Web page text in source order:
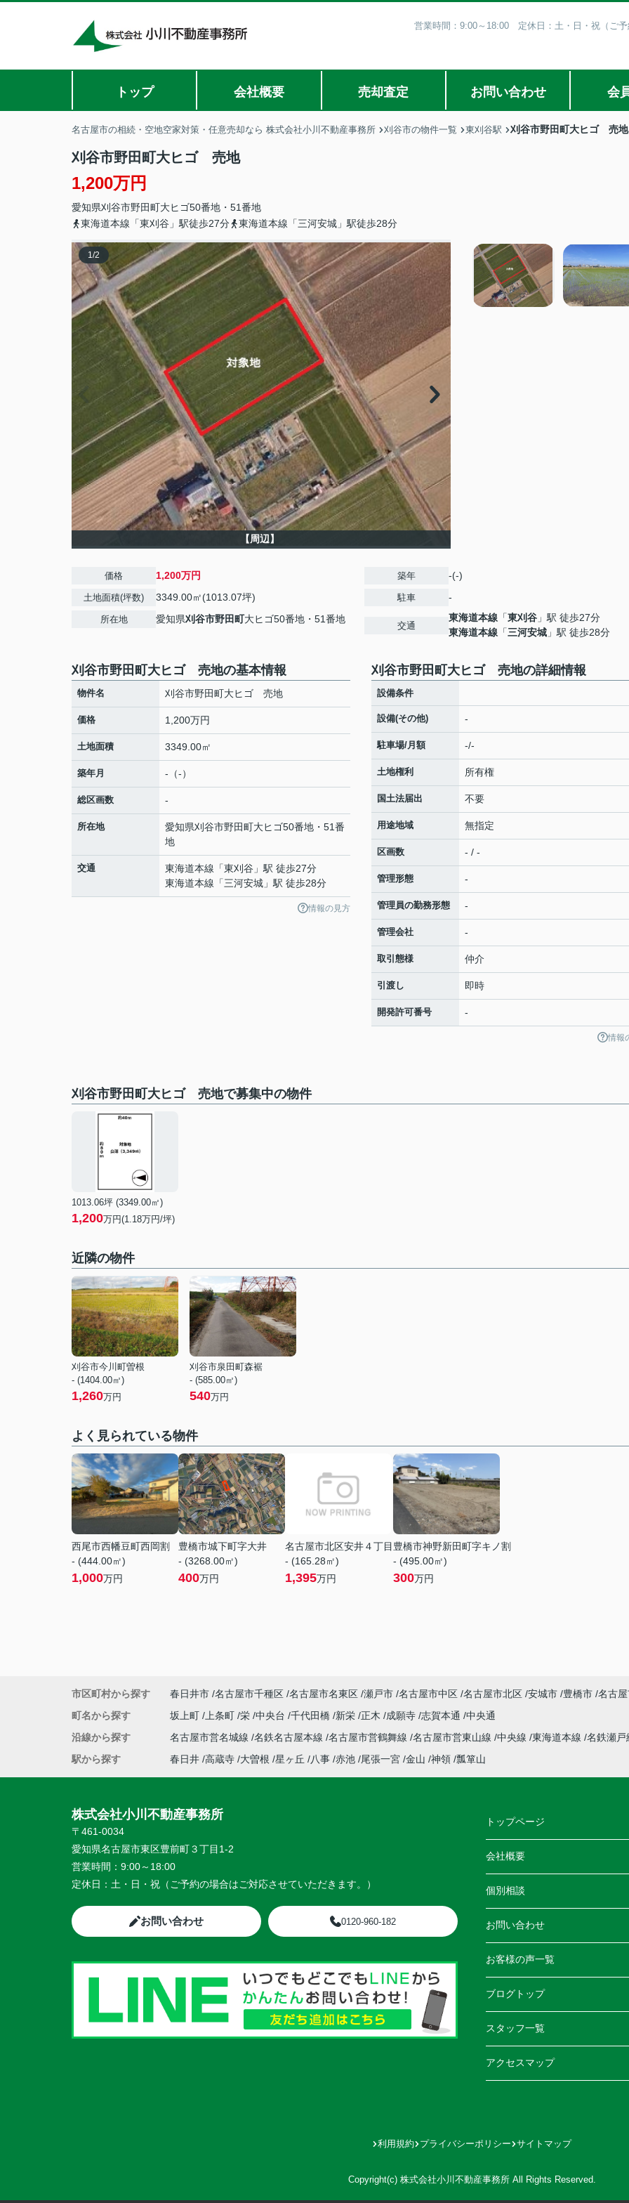
営業時間：9:00～18:00 定休日：土・日・祝（ご
トップ 会社概要 売却査定 お問い合わせ 会
名古屋市の相続・空地空家対策・任意売却なら 株式会社小川不動産事務所 刈谷市の物件一覧 東刈谷駅 刈谷市野田町大ヒゴ 売地
刈谷市野田町大ヒゴ 売地
1,200万円
愛知県刈谷市野田町大ヒゴ50番地・51番地
東海道本線「東刈谷」駅徒歩27分
東海道本線「三河安城」駅徒歩28分
1/2
【周辺】
価格 1,200万円
土地面積(坪数) 3349.00㎡(1013.07坪)
所在地 愛知県刈谷市野田町大ヒゴ50番地・51番地
築年 -(-)
駐車 -
交通
東海道本線 「東刈谷 」駅 徒歩27分
東海道本線 「三河安城 」駅 徒歩28分
刈谷市野田町大ヒゴ 売地の基本情報
物件名 刈谷市野田町大ヒゴ 売地
価格 1,200万円
土地面積 3349.00㎡
築年月 -（-）
総区画数 -
所在地 愛知県刈谷市野田町大ヒゴ50番地・51番
地
交通 東海道本線 「東刈谷 」駅 徒歩27分
東海道本線 「三河安城 」駅 徒歩28分
情報の見方
刈谷市野田町大ヒゴ 売地の詳細情報
設備条件
設備(その他) -
駐車場/月額 -/-
土地権利 所有権
国土法届出 不要
用途地域 無指定
区画数 - / -
管理形態 -
管理員の勤務形態 -
管理会社 -
取引態様 仲介
引渡し 即時
開発許可番号 -
情報
刈谷市野田町大ヒゴ 売地で募集中の物件
1013.06坪 (3349.00㎡)
1,200万円(1.18万円/坪)
近隣の物件
刈谷市今川町曽根
- (1404.00㎡)
1,260万円
刈谷市泉田町森裾
- (585.00㎡)
540万円
よく見られている物件
西尾市西幡豆町西岡割
- (444.00㎡)
1,000万円
豊橋市城下町字大井
- (3268.00㎡)
400万円
名古屋市北区安井４丁目
- (165.28㎡)
1,395万円
豊橋市神野新田町字キノ割
- (495.00㎡)
300万円
市区町村から探す 春日井市 名古屋市千種区 名古屋市名東区 瀬戸市 名古屋市中区 名古屋市北区 安城市 豊橋市 名古
町名から探す
坂上町 上条町 栄 中央台 千代田橋 新栄 正木 成願寺 志賀本通
中央通
沿線から探す
名古屋市営名城線 名鉄名古屋本線 名古屋市営鶴舞線 名古屋市営東山線 中央線 東海道本線 名鉄瀬
駅から探す
春日井 高蔵寺 大曽根 星ヶ丘 八事 赤池 尾張一宮 金山 神領 瓢箪山
株式会社小川不動産事務所
〒461-0034
愛知県名古屋市東区豊前町３丁目1-2
営業時間： 9:00～18:00
定休日： 土・日・祝（ご予約の場合はご対応させていただきます。）
お問い合わせ 0120-960-182
トップページ
会社概要
個別相談
お問い合わせ
お客様の声一覧
ブログトップ
スタッフ一覧
アクセスマップ
利用規約 プライバシーポリシー サイトマップ
Copyright(c) 株式会社小川不動産事務所 All Rights Reserved.